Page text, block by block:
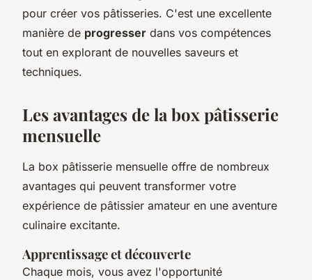
pour créer vos pâtisseries. C'est une excellente
manière de progresser dans vos compétences
tout en explorant de nouvelles saveurs et
techniques.
Les avantages de la box pâtisserie
mensuelle
La box pâtisserie mensuelle offre de nombreux
avantages qui peuvent transformer votre
expérience de pâtissier amateur en une aventure
culinaire excitante.
Apprentissage et découverte
Chaque mois, vous avez l'opportunité